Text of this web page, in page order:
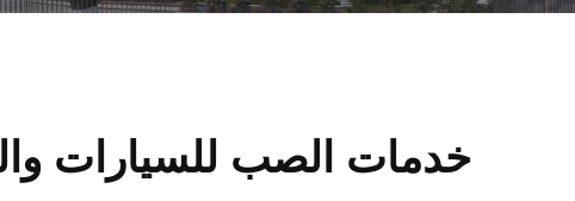
خدمات الصب للسيارات